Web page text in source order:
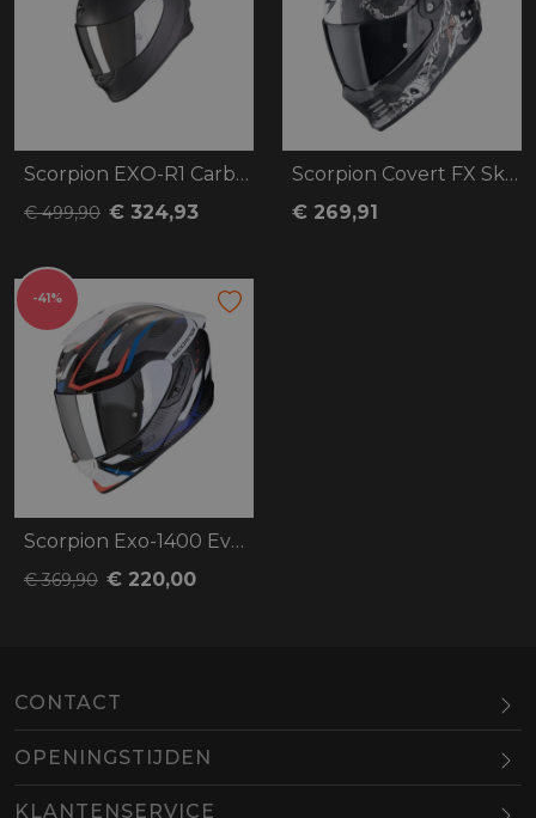
Scorpion EXO-R1 Carbon Air Solid
€ 499,90 € 324,93
Scorpion Covert FX Skullz
€ 269,91
-41%
Scorpion Exo-1400 Evo 2 Air Accord
€ 369,90 € 220,00
CONTACT
OPENINGSTIJDEN
Maandag
KLANTENSERVICE